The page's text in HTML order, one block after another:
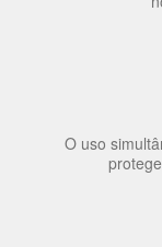
O uso